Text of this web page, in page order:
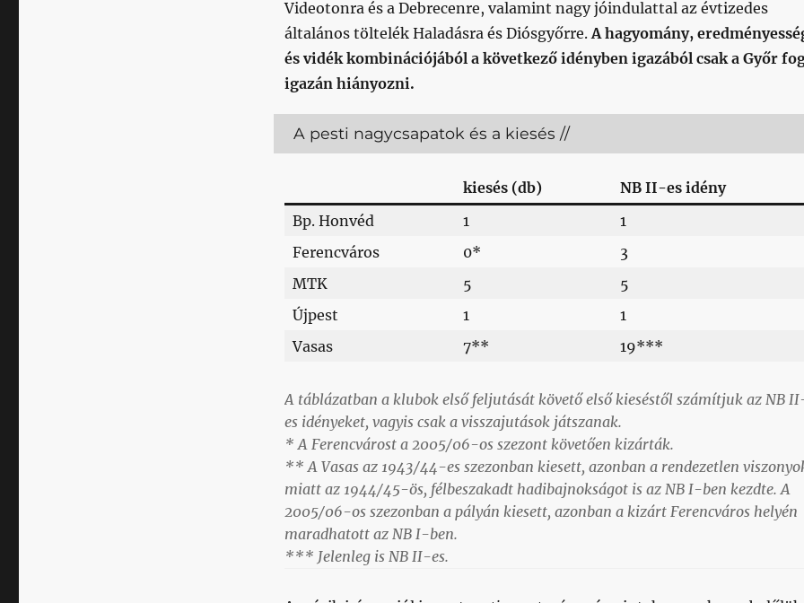
Videotonra és a Debrecenre, valamint nagy jóindulattal az évtizedes
általános töltelék Haladásra és Diósgyőrre.A hagyomány,
és vidék kombinációjából a következő idényben igazából csak a Győr
igazán hiányozni.
A pesti nagycsapatok és a kiesés //
kiesés (db)
NB II-es idény
Bp. Honvéd
1
1
Ferencváros
0*
3
MTK
5
5
Újpest
1
1
Vasas
7** 19***
A táblázatban a klubok első feljutását követő első kieséstől számítjuk az NB
es idényeket, vagyis csak a visszajutások játszanak.
* A Ferencvárost a 2005/06-os szezont követően kizárták.
** A Vasas az 1943/44-es szezonban kiesett, azonban a rendezetlen
miatt az 1944/45-ös, félbeszakadt hadibajnokságot is az NB I-ben kezdte. A
2005/06-os szezonban a pályán kiesett, azonban a kizárt Ferencváros helyén
maradhatott az NB I-ben.
*** Jelenleg is NB II-es.